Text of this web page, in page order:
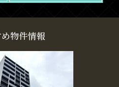
物件情報